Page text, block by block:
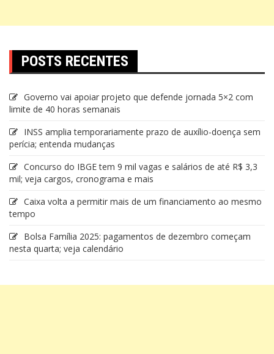
POSTS RECENTES
Governo vai apoiar projeto que defende jornada 5×2 com
limite de 40 horas semanais
INSS amplia temporariamente prazo de auxílio-doença sem
perícia; entenda mudanças
Concurso do IBGE tem 9 mil vagas e salários de até R$ 3,3
mil; veja cargos, cronograma e mais
Caixa volta a permitir mais de um financiamento ao mesmo
tempo
Bolsa Família 2025: pagamentos de dezembro começam
nesta quarta; veja calendário